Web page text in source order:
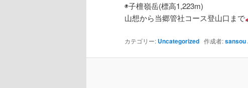
◉子檀嶺岳(標高1,223m)
山想から当郷管社コース登山口まで
カテゴリー: Uncategorized 作成者:sansou